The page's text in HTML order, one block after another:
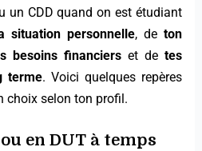
un CDD quand on est étudiant
situation personnelle, de ton
besoins financierset de tes
terme. Voici quelques repères
choix selon ton profil.
en DUT à temps